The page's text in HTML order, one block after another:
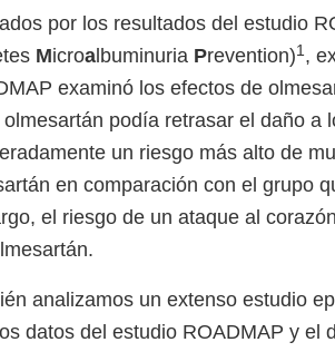
por los resultados del estudio
Microa lbuminuria Prevention)1 ,
examinó los efectos de
podía retrasar el daño a
un riesgo más alto de
en comparación con el grupo
el riesgo de un ataque al
analizamos un extenso estudio
datos del estudio ROADMAP y el